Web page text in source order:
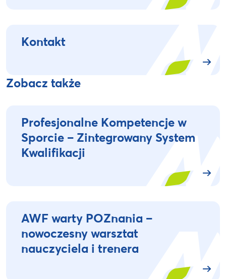
Kontakt
Zobacz także
Profesjonalne Kompetencje w
Sporcie – Zintegrowany System
Kwalifikacji
AWF warty POZnania –
nowoczesny warsztat
nauczyciela i trenera